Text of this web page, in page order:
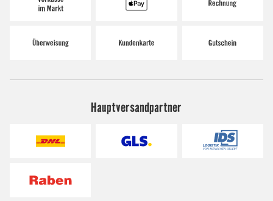
Hauptversandpartner